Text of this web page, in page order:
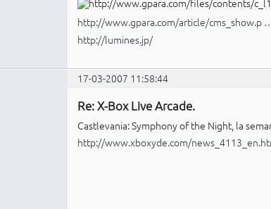
http://www.gpara.com/article/cms_show.p
http://lumines.jp/
17-03-2007 11:58:44
Re: X-Box Live Arcade.
Castlevania: Symphony of the Night, la
http://www.xboxyde.com/